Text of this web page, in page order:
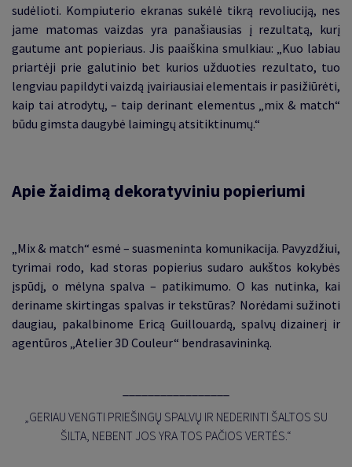
sudėlioti. Kompiuterio ekranas sukėlė tikrą revoliuciją, nes
jame matomas vaizdas yra panašiausias į rezultatą, kurį
gautume ant popieriaus. Jis paaiškina smulkiau: „Kuo labiau
priartėji prie galutinio bet kurios užduoties rezultato, tuo
lengviau papildyti vaizdą įvairiausiai elementais ir pasižiūrėti,
kaip tai atrodytų, – taip derinant elementus „mix & match“
būdu gimsta daugybė laimingų atsitiktinumų.“
Apie žaidimą dekoratyviniu popieriumi
„Mix & match“ esmė – suasmeninta komunikacija. Pavyzdžiui,
tyrimai rodo, kad storas popierius sudaro aukštos kokybės
įspūdį, o mėlyna spalva – patikimumo. O kas nutinka, kai
deriname skirtingas spalvas ir tekstūras? Norėdami sužinoti
daugiau, pakalbinome Ericą Guillouardą, spalvų dizainerį ir
agentūros „Atelier 3D Couleur“ bendrasavininką.
„GERIAU VENGTI PRIEŠINGŲ SPALVŲ IR NEDERINTI ŠALTOS SU
ŠILTA, NEBENT JOS YRA TOS PAČIOS VERTĖS.“